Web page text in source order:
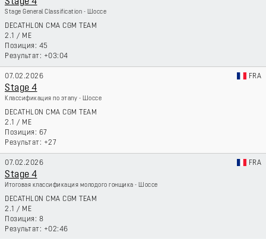
Stage General Classification - Шоссе
DECATHLON CMA CGM TEAM
2.1 / ME
45
+03:04
07.02.2026 FRA
Stage 4
Классификация по этапу - Шоссе
DECATHLON CMA CGM TEAM
2.1 / ME
67
+27
07.02.2026 FRA
Stage 4
Итоговая классификация молодого гонщика - Шоссе
DECATHLON CMA CGM TEAM
2.1 / ME
8
+02:46